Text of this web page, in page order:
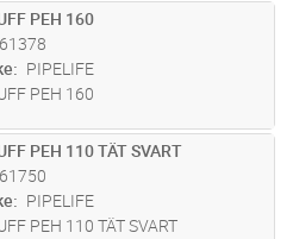
i kundvagn
PEH 160
PIPELIFE
PEH 160
i kundvagn
PEH 110 TÄT SVART
PIPELIFE
PEH 110 TÄT SVART